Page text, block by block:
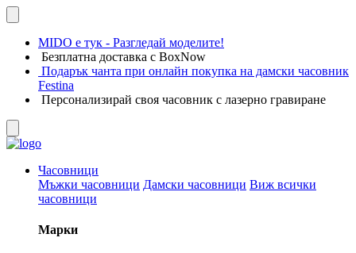
MIDO е тук - Разгледай моделите!
Безплатна доставка с BoxNow
Подарък чанта при онлайн покупка на дамски часовник
Festina
Персонализирай своя часовник с лазерно гравиране
Часовници
Мъжки часовници Дамски часовници Виж всички
часовници
Марки